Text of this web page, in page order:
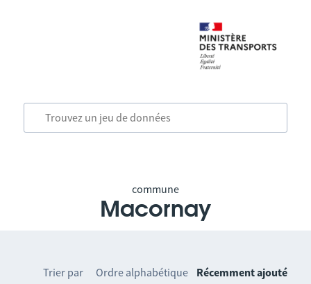
commune
Macornay
Trier par Ordre alphabétique Récemment ajouté